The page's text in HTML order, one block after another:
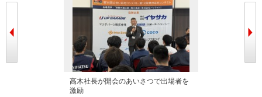
高木社長が開会のあいさつで出場者を
激励